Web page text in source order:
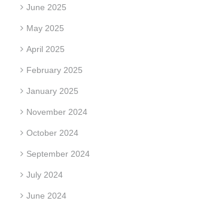
June 2025
May 2025
April 2025
February 2025
January 2025
November 2024
October 2024
September 2024
July 2024
June 2024